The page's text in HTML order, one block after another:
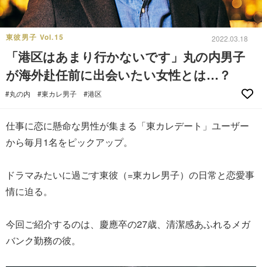
東彼男子 Vol.15 2022.03.18
「港区はあまり行かないです」丸の内男子
が海外赴任前に出会いたい女性とは…？
#丸の内 #東カレ男子 #港区
仕事に恋に懸命な男性が集まる「東カレデート」ユーザー
から毎月1名をピックアップ。
ドラマみたいに過ごす東彼（=東カレ男子）の日常と恋愛事
情に迫る。
今回ご紹介するのは、慶應卒の27歳、清潔感あふれるメガ
バンク勤務の彼。